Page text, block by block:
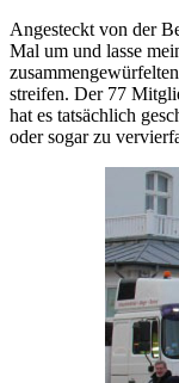
Angesteckt von der
Mal um und lasse
streifen. Der 77
hat es tatsächlich
oder sogar zu